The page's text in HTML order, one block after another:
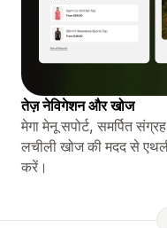
तेज़ नेविगेशन और खोज
मेगा मेनू सपोर्ट, समर्पित
लचीली खोज की मदद से
करें।